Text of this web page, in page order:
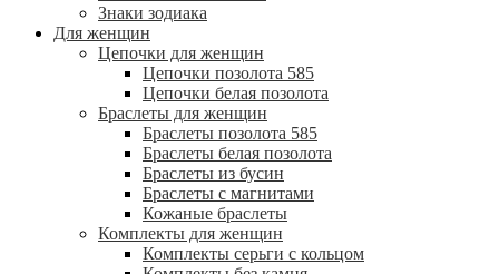
Знаки зодиака
Для женщин
Цепочки для женщин
Цепочки позолота 585
Цепочки белая позолота
Браслеты для женщин
Браслеты позолота 585
Браслеты белая позолота
Браслеты из бусин
Браслеты с магнитами
Кожаные браслеты
Комплекты для женщин
Комплекты серьги с кольцом